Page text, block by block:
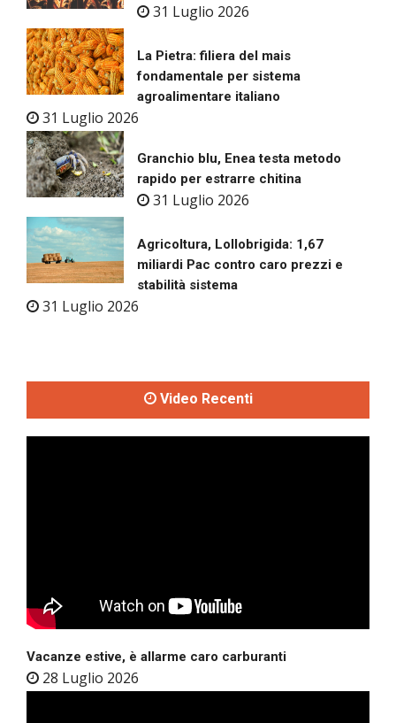
31 Luglio 2026
La Pietra: filiera del mais
fondamentale per sistema
agroalimentare italiano
31 Luglio 2026
Granchio blu, Enea testa metodo
rapido per estrarre chitina
31 Luglio 2026
Agricoltura, Lollobrigida: 1,67
miliardi Pac contro caro prezzi e
stabilità sistema
31 Luglio 2026
Video Recenti
Vacanze estive, è allarme caro carburanti
28 Luglio 2026